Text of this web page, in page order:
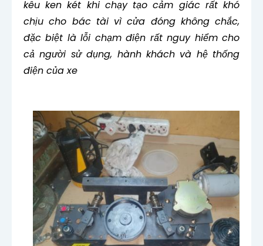
kêu ken két khi chạy tạo cảm giác rất khó
chịu cho bác tài vì cửa đóng không chắc,
đặc biệt là lỗi chạm điện rất nguy hiểm cho
cả người sử dụng, hành khách và hệ thống
điện của xe